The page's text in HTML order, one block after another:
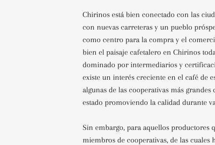
Chirinos está bien conectado con las
con nuevas carreteras y un pueblo
como centro para la compra y el
bien el paisaje cafetalero en Chirinos
dominado por intermediarios y
existe un interés creciente en el café de
algunas de las cooperativas más grandes
estado promoviendo la calidad durante
Sin embargo, para aquellos productores
miembros de cooperativas, de las cuales